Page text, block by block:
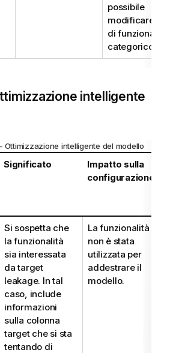
possibile
modificare il
di funzionalità
categorico.
intelligente
intelligente del modello
Significato
Impatto sulla
configurazione
Si sospetta che
la funzionalità
sia interessata
da target
leakage. In tal
caso, include
informazioni
sulla colonna
target che si sta
tentando di
La funzionalità
non è stata
utilizzata per
addestrare il
modello.